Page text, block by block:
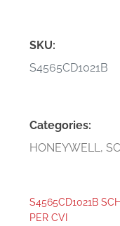
SKU:
S4565CD1021B
Categories:
HONEYWELL ,
S4565CD1021B
PER CVI